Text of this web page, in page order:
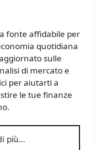
fonte affidabile per
quotidiana
sulle
di mercato e
per aiutarti a
le tue finanze
più…